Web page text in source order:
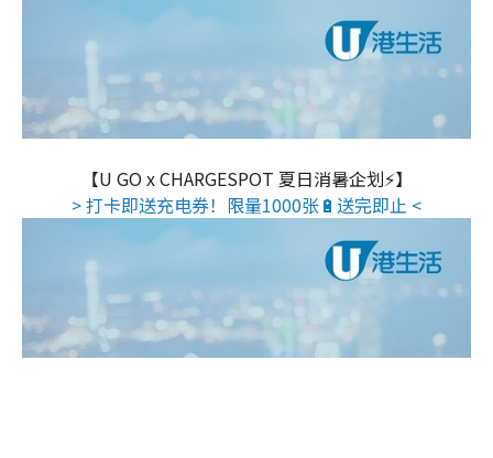
【U GO x CHARGESPOT 夏日消暑企划⚡】
> 打卡即送充电券！限量1000张🔋送完即止 <